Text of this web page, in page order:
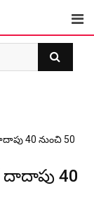
40 నుంచి 50
దాదాపు 40